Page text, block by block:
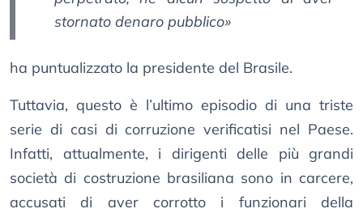
stornato denaro pubblico»
ha puntualizzato la presidente del Brasile.
Tuttavia, questo è l’ultimo episodio di una triste
serie di casi di corruzione verificatisi nel Paese.
Infatti, attualmente, i dirigenti delle più grandi
società di costruzione brasiliana sono in carcere,
accusati di aver corrotto i funzionari della